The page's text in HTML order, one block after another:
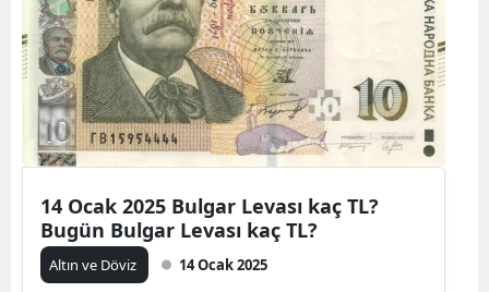
14 Ocak 2025 Bulgar Levası kaç TL?
Bugün Bulgar Levası kaç TL?
Altın ve Döviz 14 Ocak 2025